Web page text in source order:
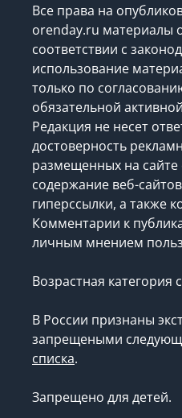
Все права на
orenday.ru материалы
соответствии с
использование
только по
обязательной
Редакция не несет
достоверность
размещенных на
содержание веб-
гиперссылки, а также
Комментарии к
личным мнением
Возрастная категория
В России признаны
запрещеными
списка.
Запрещено для детей.